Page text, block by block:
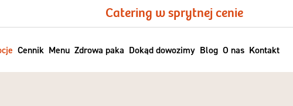
Catering w sprytnej cenie
Cennik Menu Zdrowa paka Dokąd dowozimy Blog O nas Kontakt